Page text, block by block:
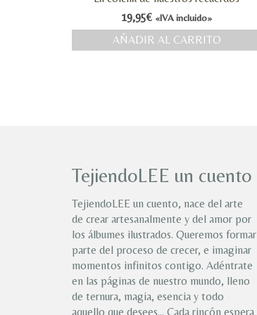
19,95€ «IVA incluido»
AÑADIR AL CARRITO
TejiendoLEE un cuento
TejiendoLEE un cuento, nace del arte
de crear artesanalmente y del amor por
los álbumes ilustrados. Queremos formar
parte del proceso de crecer, e imaginar
momentos infinitos contigo. Adéntrate
en las páginas de nuestro mundo, lleno
de ternura, magia, esencia y todo
aquello que desees… Cada rincón espera